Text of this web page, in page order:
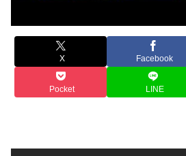
X Facebook
Pocket LINE